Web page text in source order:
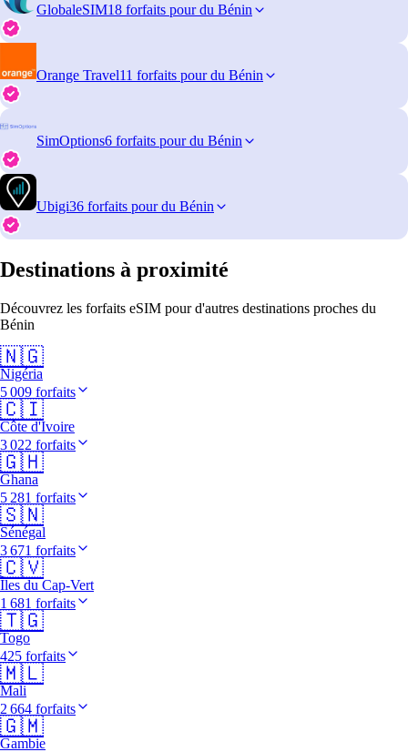
GlobaleSIM18 forfaits pour du Bénin
Orange Travel11 forfaits pour du Bénin
SimOptions6 forfaits pour du Bénin
Ubigi36 forfaits pour du Bénin
Destinations à proximité
Découvrez les forfaits eSIM pour d'autres destinations proches du
Bénin
🇳🇬
Nigéria
5 009 forfaits
🇨🇮
Côte d'Ivoire
3 022 forfaits
🇬🇭
Ghana
5 281 forfaits
🇸🇳
Sénégal
3 671 forfaits
🇨🇻
Îles du Cap-Vert
1 681 forfaits
🇹🇬
Togo
425 forfaits
🇲🇱
Mali
2 664 forfaits
🇬🇲
Gambie